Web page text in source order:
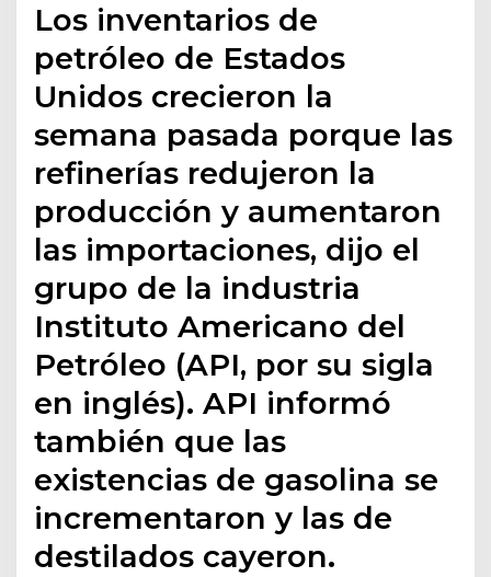
Los inventarios de
petróleo de Estados
Unidos crecieron la
semana pasada porque las
refinerías redujeron la
producción y aumentaron
las importaciones, dijo el
grupo de la industria
Instituto Americano del
Petróleo (API, por su sigla
en inglés). API informó
también que las
existencias de gasolina se
incrementaron y las de
destilados cayeron.